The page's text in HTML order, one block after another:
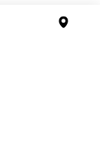
17.30-19.30